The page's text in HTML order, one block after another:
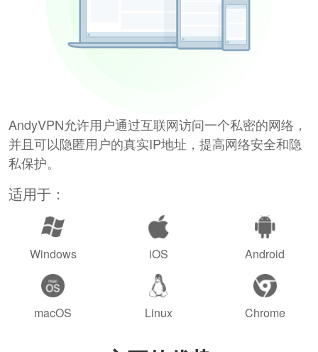
AndyVPN允许用户通过互联网访问一个私密的网络，
并且可以隐匿用户的真实IP地址，提高网络安全和隐
私保护。
适用于：
Windows iOS Android
macOS Linux Chrome